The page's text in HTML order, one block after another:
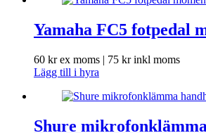
Yamaha FC5 fotpedal
60 krex moms | 75 krinkl moms
Lägg till i hyra
Shure